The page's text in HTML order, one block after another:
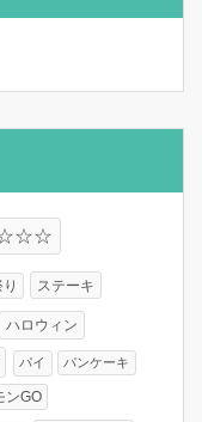
ステーキ
ハロウィン
パイ パンケーキ
ンGO